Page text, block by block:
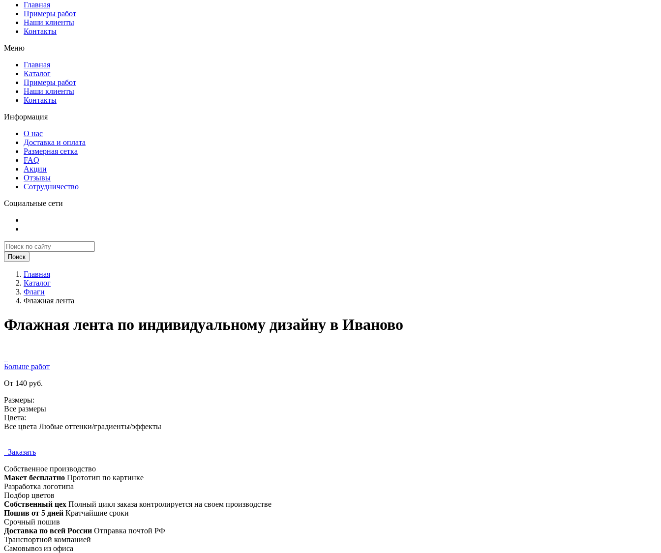
Главная
Примеры работ
Наши клиенты
Контакты
Меню
Главная
Каталог
Примеры работ
Наши клиенты
Контакты
Информация
О нас
Доставка и оплата
Размерная сетка
FAQ
Акции
Отзывы
Сотрудничество
Социальные сети
Поиск
Главная
Каталог
Флаги
Флажная лента
Флажная лента по индивидуальному дизайну в Иваново
Больше работ
От 140 руб.
Размеры:
Все размеры
Цвета:
Все цвета Любые оттенки/градиенты/эффекты
Заказать
Собственное производство
Макет бесплатно Прототип по картинке
Разработка логотипа
Подбор цветов
Собственный цех Полный цикл заказа контролируется на своем производстве
Пошив от 5 дней Кратчайшие сроки
Срочный пошив
Доставка по всей России Отправка почтой РФ
Транспортной компанией
Самовывоз из офиса